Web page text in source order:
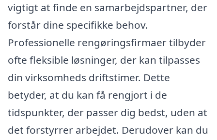
vigtigt at finde en samarbejdspartner, der
forstår dine specifikke behov.
Professionelle rengøringsfirmaer tilbyder
ofte fleksible løsninger, der kan tilpasses
din virksomheds driftstimer. Dette
betyder, at du kan få rengjort i de
tidspunkter, der passer dig bedst, uden at
det forstyrrer arbejdet. Derudover kan du